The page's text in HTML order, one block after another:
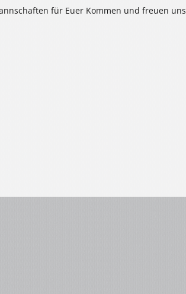
für Euer Kommen und freuen uns